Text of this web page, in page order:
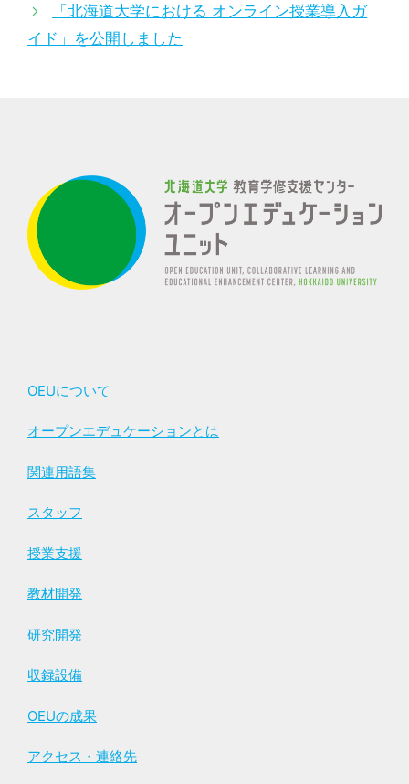
「北海道大学における オンライン授業導入ガ
イド」を公開しました
OEUについて
オープンエデュケーションとは
関連用語集
スタッフ
授業支援
教材開発
研究開発
収録設備
OEUの成果
アクセス・連絡先